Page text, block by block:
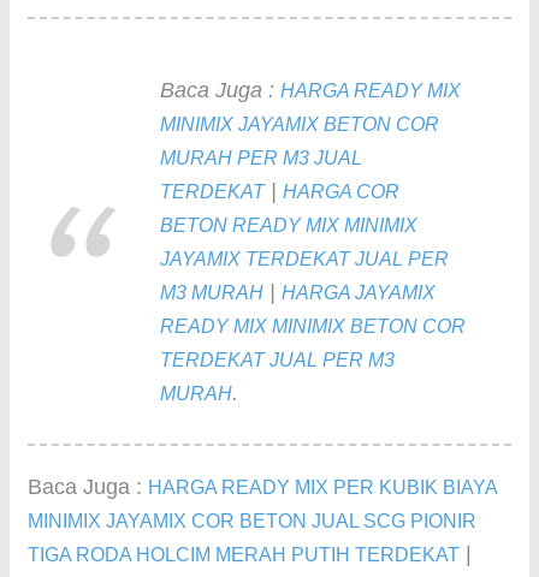
Baca Juga : HARGA READY MIX
MINIMIX JAYAMIX BETON COR
MURAH PER M3 JUAL
TERDEKAT| HARGA COR
BETON READY MIX MINIMIX
JAYAMIX TERDEKAT JUAL PER
M3 MURAH
HARGA JAYAMIX
READY MIX MINIMIX BETON COR
TERDEKAT JUAL PER M3
MURAH.
Baca Juga : HARGA READY MIX PER KUBIK BIAYA
MINIMIX JAYAMIX COR BETON JUAL SCG PIONIR
TIGA RODA HOLCIM MERAH PUTIH TERDEKAT